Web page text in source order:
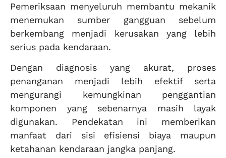
Pemeriksaan menyeluruh membantu mekanik
menemukan sumber gangguan sebelum
berkembang menjadi kerusakan yang lebih
serius pada kendaraan.
Dengan diagnosis yang akurat, proses
penanganan menjadi lebih efektif serta
mengurangi kemungkinan penggantian
komponen yang sebenarnya masih layak
digunakan. Pendekatan ini memberikan
manfaat dari sisi efisiensi biaya maupun
ketahanan kendaraan jangka panjang.